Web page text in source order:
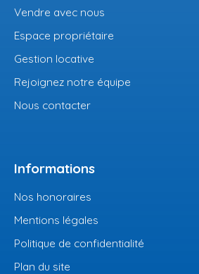
Vendre avec nous
Espace propriétaire
Gestion locative
Rejoignez notre équipe
Nous contacter
Informations
Nos honoraires
Mentions légales
Politique de confidentialité
Plan du site